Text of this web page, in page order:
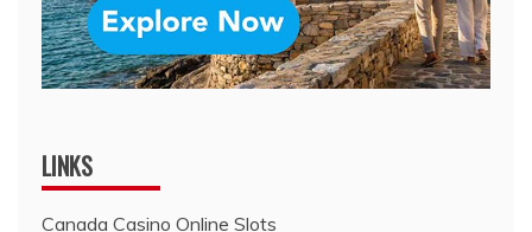
LINKS
Canada Casino Online Slots